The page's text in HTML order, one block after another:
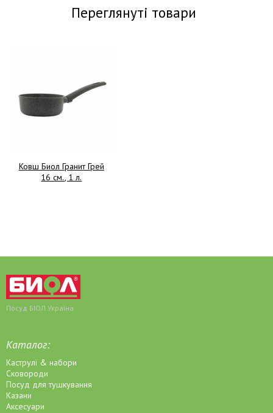
Переглянуті товари
Ковш Биол Гранит Грей
16 см., 1 л.
Посуд БІОЛ Україна
Каталог:
Каструлі & набори
Сковороди
Посуд для тушкування
Казани
Аксесуари